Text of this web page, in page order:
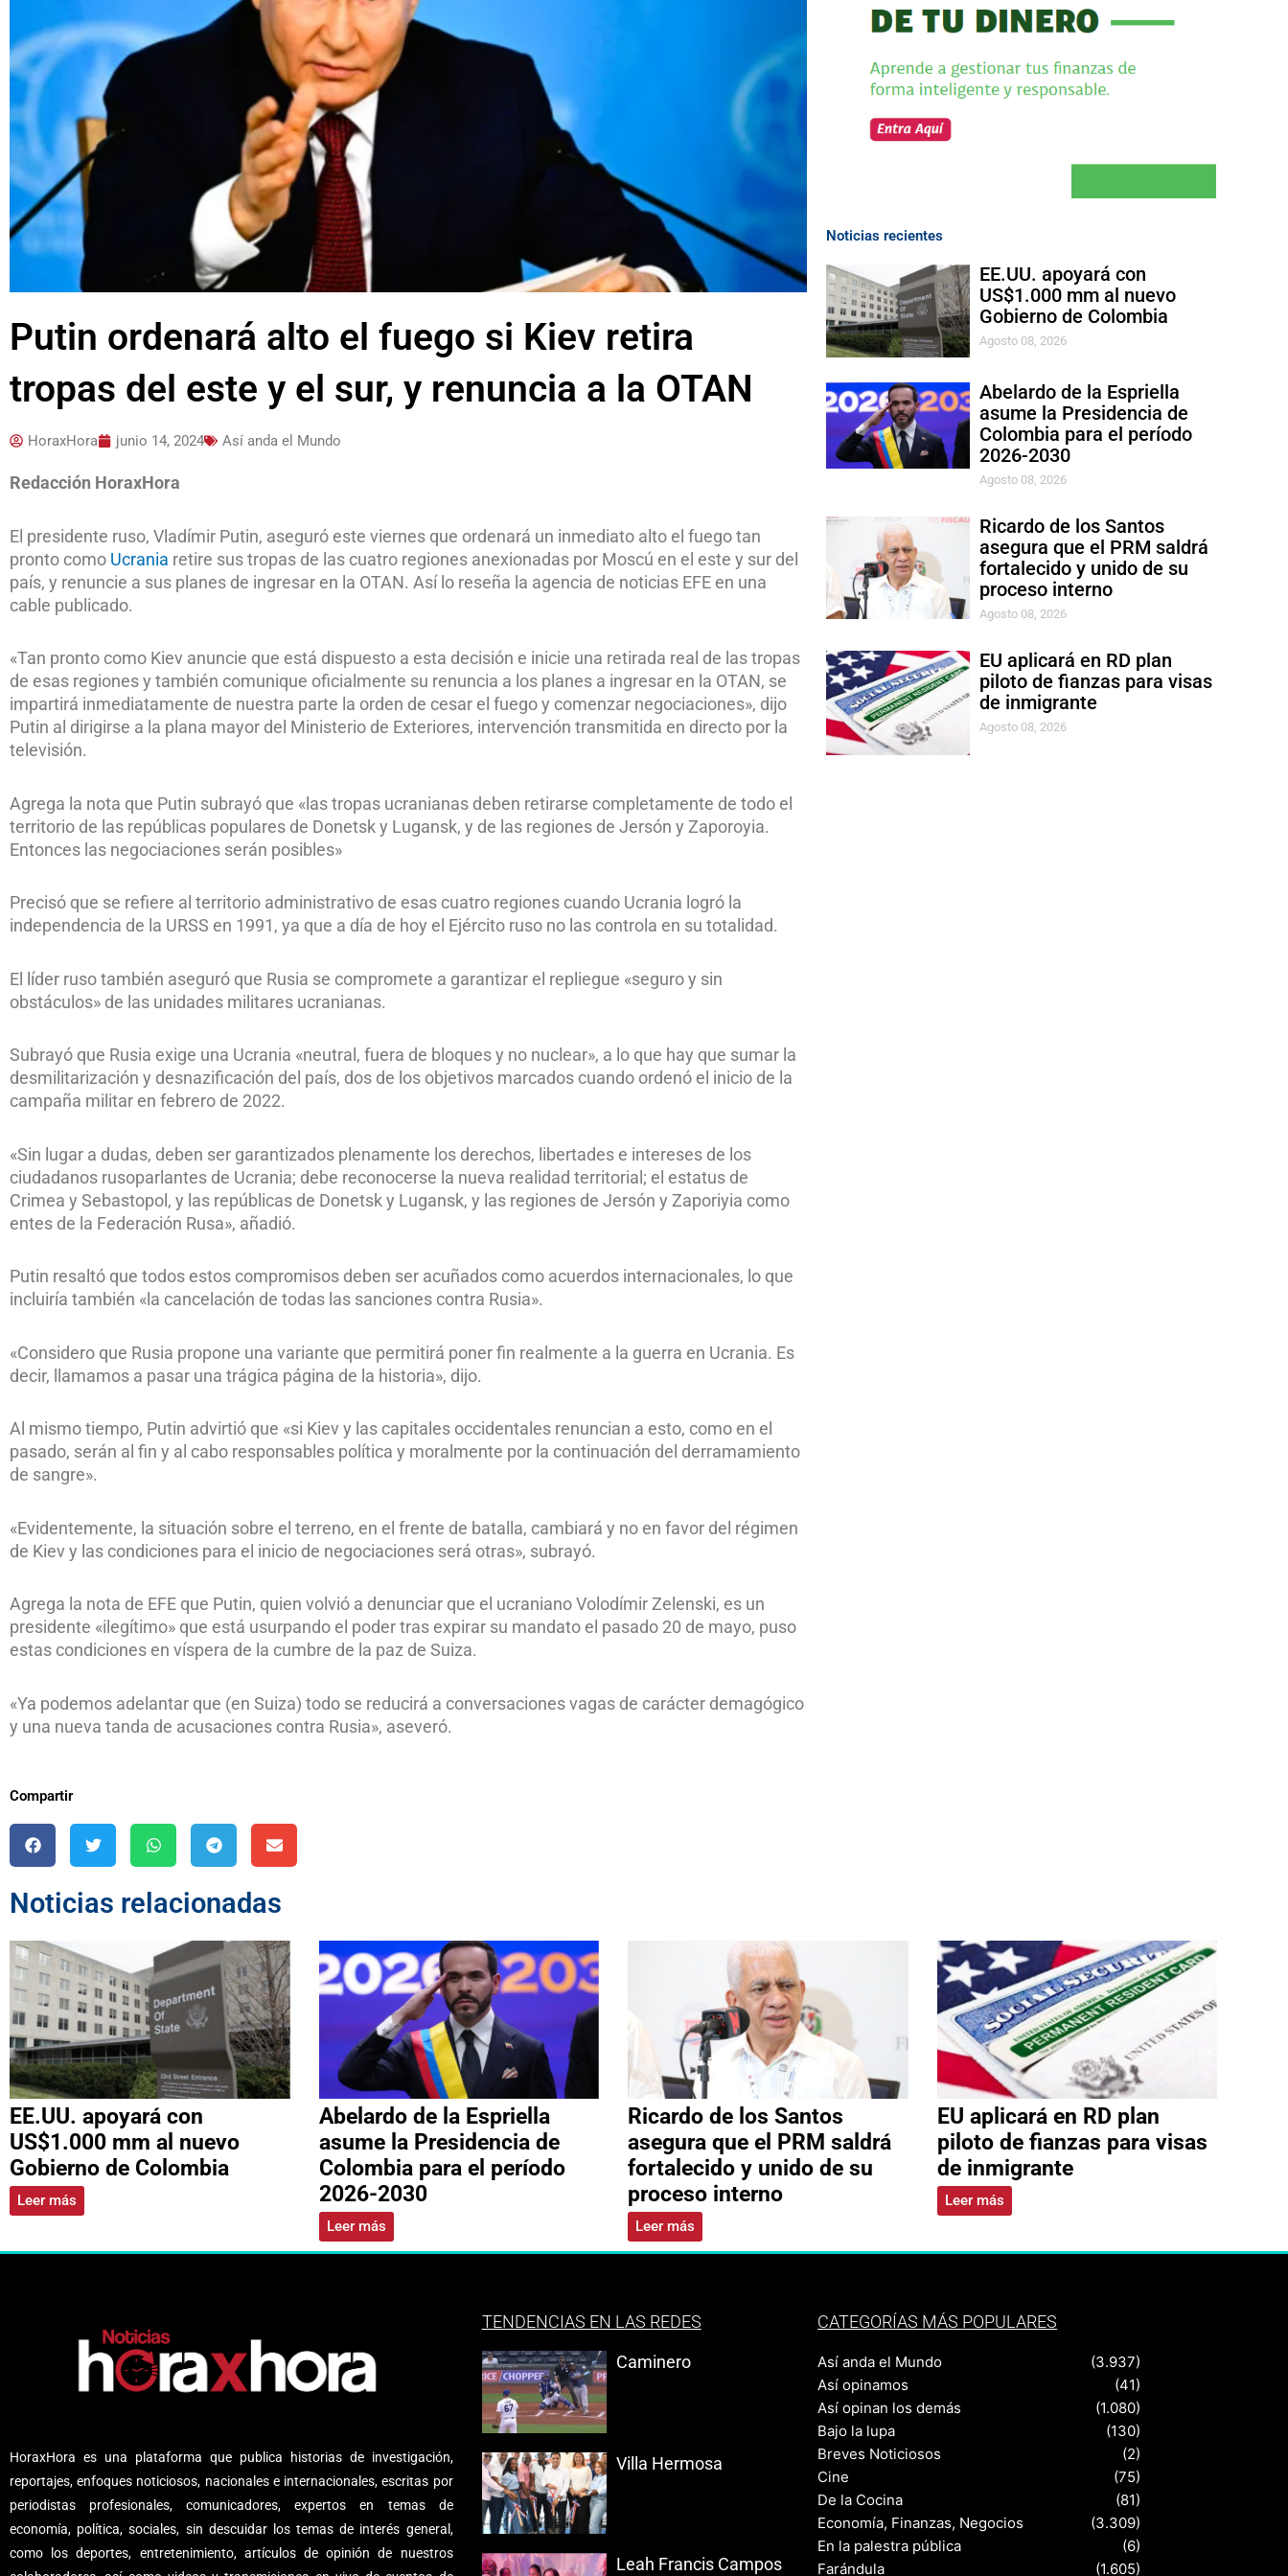
Putin ordenará alto el fuego si Kiev retira
tropas del este y el sur, y renuncia a la OTAN
HoraxHora junio 14, 2024 Así anda el Mundo
Redacción HoraxHora
El presidente ruso, Vladímir Putin, aseguró este viernes que ordenará un inmediato alto el fuego tan
pronto como Ucrania retire sus tropas de las cuatro regiones anexionadas por Moscú en el este y sur del
país, y renuncie a sus planes de ingresar en la OTAN. Así lo reseña la agencia de noticias EFE en una
cable publicado.
«Tan pronto como Kiev anuncie que está dispuesto a esta decisión e inicie una retirada real de las tropas
de esas regiones y también comunique oficialmente su renuncia a los planes a ingresar en la OTAN, se
impartirá inmediatamente de nuestra parte la orden de cesar el fuego y comenzar negociaciones», dijo
Putin al dirigirse a la plana mayor del Ministerio de Exteriores, intervención transmitida en directo por la
televisión.
Agrega la nota que Putin subrayó que «las tropas ucranianas deben retirarse completamente de todo el
territorio de las repúblicas populares de Donetsk y Lugansk, y de las regiones de Jersón y Zaporoyia.
Entonces las negociaciones serán posibles»
Precisó que se refiere al territorio administrativo de esas cuatro regiones cuando Ucrania logró la
independencia de la URSS en 1991, ya que a día de hoy el Ejército ruso no las controla en su totalidad.
El líder ruso también aseguró que Rusia se compromete a garantizar el repliegue «seguro y sin
obstáculos» de las unidades militares ucranianas.
Subrayó que Rusia exige una Ucrania «neutral, fuera de bloques y no nuclear», a lo que hay que sumar la
desmilitarización y desnazificación del país, dos de los objetivos marcados cuando ordenó el inicio de la
campaña militar en febrero de 2022.
«Sin lugar a dudas, deben ser garantizados plenamente los derechos, libertades e intereses de los
ciudadanos rusoparlantes de Ucrania; debe reconocerse la nueva realidad territorial; el estatus de
Crimea y Sebastopol, y las repúblicas de Donetsk y Lugansk, y las regiones de Jersón y Zaporiyia como
entes de la Federación Rusa», añadió.
Putin resaltó que todos estos compromisos deben ser acuñados como acuerdos internacionales, lo que
incluiría también «la cancelación de todas las sanciones contra Rusia».
«Considero que Rusia propone una variante que permitirá poner fin realmente a la guerra en Ucrania. Es
decir, llamamos a pasar una trágica página de la historia», dijo.
Al mismo tiempo, Putin advirtió que «si Kiev y las capitales occidentales renuncian a esto, como en el
pasado, serán al fin y al cabo responsables política y moralmente por la continuación del derramamiento
de sangre».
«Evidentemente, la situación sobre el terreno, en el frente de batalla, cambiará y no en favor del régimen
de Kiev y las condiciones para el inicio de negociaciones será otras», subrayó.
Agrega la nota de EFE que Putin, quien volvió a denunciar que el ucraniano Volodímir Zelenski, es un
presidente «ilegítimo» que está usurpando el poder tras expirar su mandato el pasado 20 de mayo, puso
estas condiciones en víspera de la cumbre de la paz de Suiza.
«Ya podemos adelantar que (en Suiza) todo se reducirá a conversaciones vagas de carácter demagógico
y una nueva tanda de acusaciones contra Rusia», aseveró.
Compartir
Noticias recientes
EE.UU. apoyará con
US$1.000 mm al nuevo
Gobierno de Colombia
Agosto 08, 2026
Abelardo de la Espriella
asume la Presidencia de
Colombia para el período
2026-2030
Agosto 08, 2026
Ricardo de los Santos
asegura que el PRM saldrá
fortalecido y unido de su
proceso interno
Agosto 08, 2026
EU aplicará en RD plan
piloto de fianzas para visas
de inmigrante
Agosto 08, 2026
Noticias relacionadas
EE.UU. apoyará con
US$1.000 mm al nuevo
Gobierno de Colombia
Leer más
Abelardo de la Espriella
asume la Presidencia de
Colombia para el período
2026-2030
Leer más
Ricardo de los Santos
asegura que el PRM saldrá
fortalecido y unido de su
proceso interno
Leer más
EU aplicará en RD plan
piloto de fianzas para visas
de inmigrante
Leer más
HoraxHora es una plataforma que publica historias de investigación,
reportajes, enfoques noticiosos, nacionales e internacionales, escritas por
periodistas profesionales, comunicadores, expertos en temas de
economía, política, sociales, sin descuidar los temas de interés general,
como los deportes, entretenimiento, artículos de opinión de nuestros
TENDENCIAS EN LAS REDES
Caminero
Villa Hermosa
Leah Francis Campos
CATEGORÍAS MÁS POPULARES
Así anda el Mundo
(3.937)
Así opinamos
(41)
Así opinan los demás
(1.080)
Bajo la lupa
(130)
Breves Noticiosos
(2)
Cine
(75)
De la Cocina
(81)
Economía, Finanzas, Negocios
(3.309)
En la palestra pública
(6)
Farándula
(1.605)